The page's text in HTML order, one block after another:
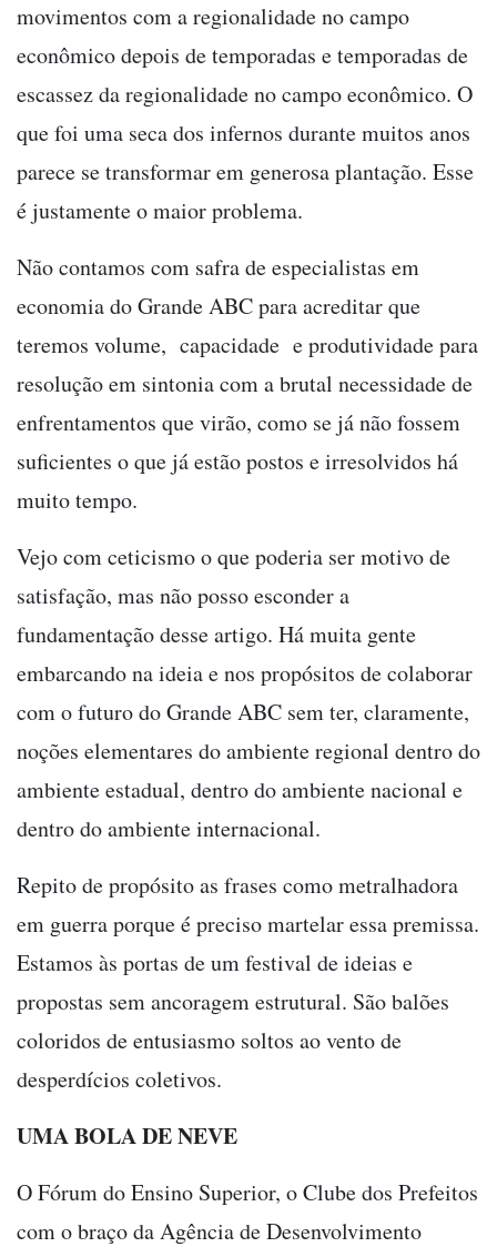
movimentos com a regionalidade no campo
econômico depois de temporadas e temporadas de
escassez da regionalidade no campo econômico. O
que foi uma seca dos infernos durante muitos anos
parece se transformar em generosa plantação. Esse
é justamente o maior problema.
Não contamos com safra de especialistas em
economia do Grande ABC para acreditar que
teremos volume, capacidade e produtividade para
resolução em sintonia com a brutal necessidade de
enfrentamentos que virão, como se já não fossem
suficientes o que já estão postos e irresolvidos há
muito tempo.
Vejo com ceticismo o que poderia ser motivo de
satisfação, mas não posso esconder a
fundamentação desse artigo. Há muita gente
embarcando na ideia e nos propósitos de colaborar
com o futuro do Grande ABC sem ter, claramente,
noções elementares do ambiente regional dentro do
ambiente estadual, dentro do ambiente nacional e
dentro do ambiente internacional.
Repito de propósito as frases como metralhadora
em guerra porque é preciso martelar essa premissa.
Estamos às portas de um festival de ideias e
propostas sem ancoragem estrutural. São balões
coloridos de entusiasmo soltos ao vento de
desperdícios coletivos.
UMA BOLA DE NEVE
O Fórum do Ensino Superior, o Clube dos Prefeitos
com o braço da Agência de Desenvolvimento